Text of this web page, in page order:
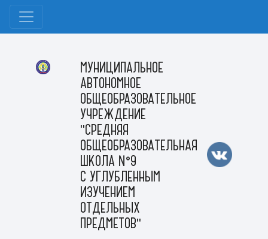
МУНИЦИПАЛЬНОЕ
АВТОНОМНОЕ
ОБЩЕОБРАЗОВАТЕЛЬНОЕ
УЧРЕЖДЕНИЕ
"СРЕДНЯЯ
ОБЩЕОБРАЗОВАТЕЛЬНАЯ
ШКОЛА №9
С УГЛУБЛЕННЫМ
ИЗУЧЕНИЕМ
ОТДЕЛЬНЫХ
ПРЕДМЕТОВ"